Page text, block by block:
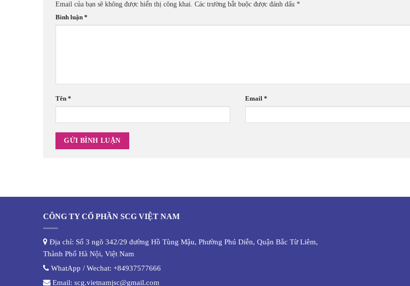
Email của bạn sẽ không được hiển thị công khai. Các trường bắt buộc được đánh dấu *
Bình luận *
Tên * Email*
CÔNG TY CỔ PHẦN SCG VIỆT NAM
Địa chỉ: Số 3 ngõ 342/29 đường Hồ Tùng Mậu, Phường Phú Diễn, Quận Bắc Từ Liêm,
Thành Phố Hà Nội, Việt Nam
WhatApp / Wechat: +84937577666
Email: scg.vietnamjsc@gmail.com